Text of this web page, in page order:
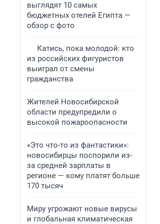
выглядят 10 самых
бюджетных отелей Египта —
обзор с фото
Катись, пока молодой: кто
из российских фигуристов
выиграл от смены
гражданства
Жителей Новосибирской
области предупредили о
высокой пожароопасности
«Это что-то из фантастики»:
новосибирцы поспорили из-
за средней зарплаты в
регионе — кому платят больше
170 тысяч
Миру угрожают новые вирусы
и глобальная климатическая